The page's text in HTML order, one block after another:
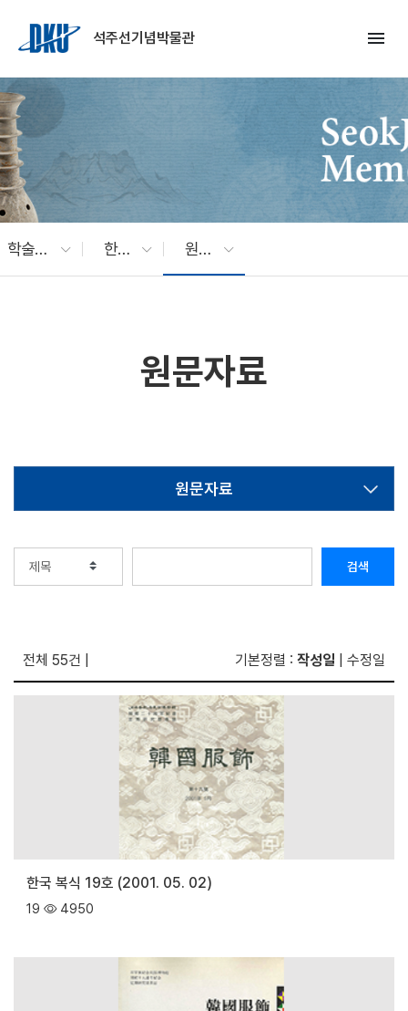
석주선기념박물관
menu
학술연구 한국복식 원문자료
원문자료
원문자료
검색
전체 55건 기본정렬 : 작성일 수정일
한국 복식 19호 (2001. 05. 02)
19 4950